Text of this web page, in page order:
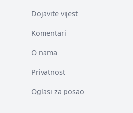
Dojavite vijest
Komentari
O nama
Privatnost
Oglasi za posao